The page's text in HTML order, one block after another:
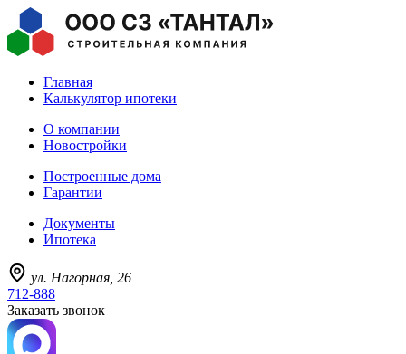
Главная
Калькулятор ипотеки
О компании
Новостройки
Построенные дома
Гарантии
Документы
Ипотека
ул. Нагорная, 26
712-888
Заказать звонок